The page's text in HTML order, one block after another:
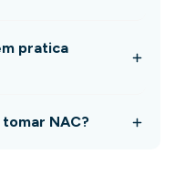
pratica
NAC?